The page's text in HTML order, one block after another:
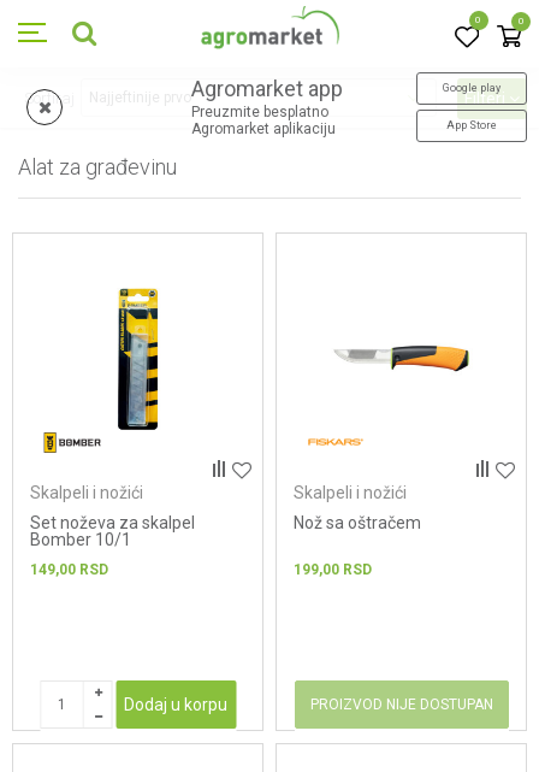
0 0
Agromarket app
Preuzmite besplatno
Agromarket aplikaciju
Google play
App Store
Alat za građevinu
Sortiraj Filteri
Skalpeli i nožići
Set noževa za skalpel
Bomber 10/1
149,00 RSD
Dodaj u korpu
Skalpeli i nožići
Nož sa oštračem
199,00 RSD
PROIZVOD NIJE DOSTUPAN